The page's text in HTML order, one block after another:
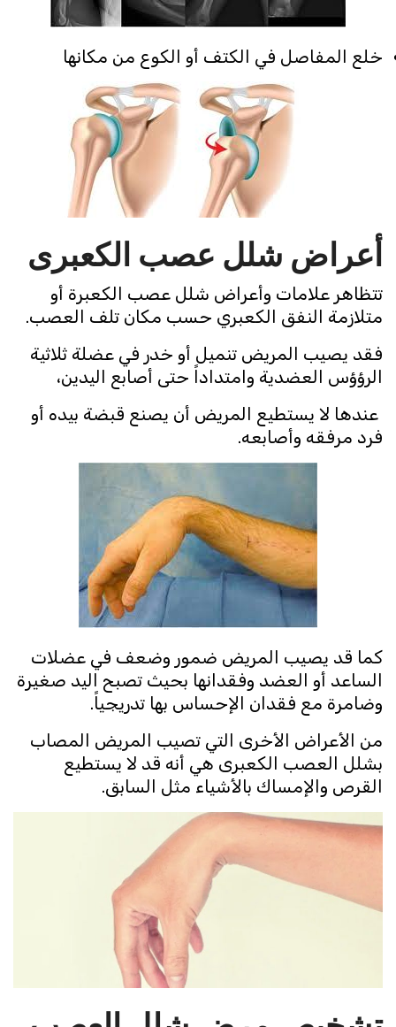
خلع المفاصل في الكتف أو الكوع من مكانها
أعراض شلل عصب الكعبرى
تتظاهر علامات وأعراض شلل عصب الكعبرة أو
متلازمة النفق الكعبري حسب مكان تلف العصب.
فقد يصيب المريض تنميل أو خدر في عضلة ثلاثية
الرؤؤس العضدية وامتداداً حتى أصابع اليدين،
عندها لا يستطيع المريض أن يصنع قبضة بيده أو
فرد مرفقه وأصابعه.
كما قد يصيب المريض ضمور وضعف في عضلات
الساعد أو العضد وفقدانها بحيث تصبح اليد صغيرة
وضامرة مع فقدان الإحساس بها تدريجياً.
من الأعراض الأخرى التي تصيب المريض المصاب
بشلل العصب الكعبرى هي أنه قد لا يستطيع
القرص والإمساك بالأشياء مثل السابق.